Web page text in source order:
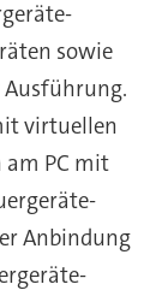
sowie
Ausführung.
virtuellen
PC mit
Anbindung